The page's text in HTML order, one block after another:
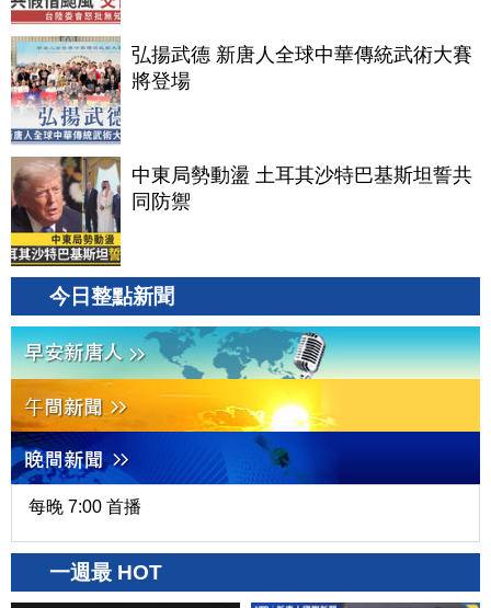
弘揚武德 新唐人全球中華傳統武術大賽
將登場
中東局勢動盪 土耳其沙特巴基斯坦誓共
同防禦
今日整點新聞
每晚 7:00 首播
一週最 HOT